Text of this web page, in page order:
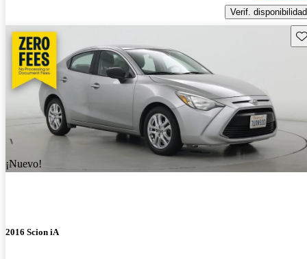
Verif. disponibilidad
¡Nuevo!
2016 Scion iA